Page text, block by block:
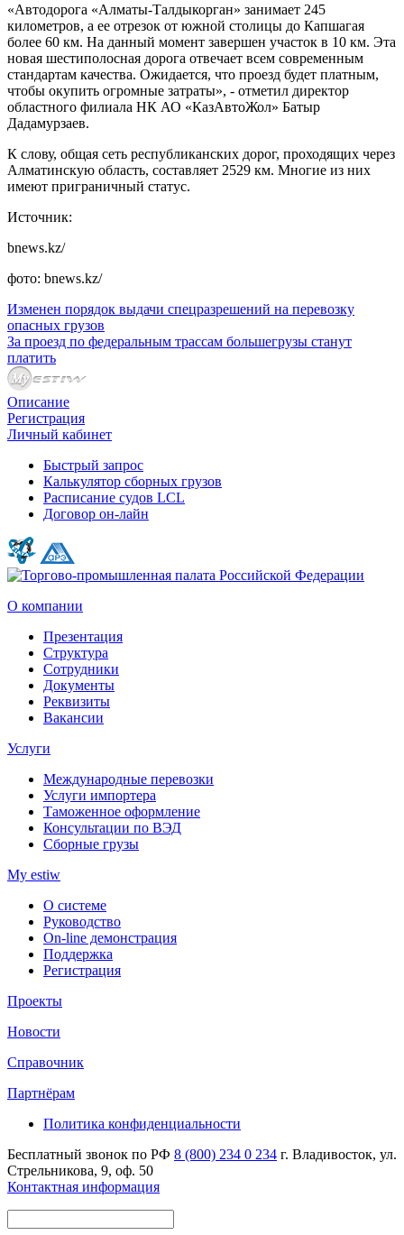
«Автодорога «Алматы-Талдыкорган» занимает 245
километров, а ее отрезок от южной столицы до Капшагая
более 60 км. На данный момент завершен участок в 10 км. Эта
новая шестиполосная дорога отвечает всем современным
стандартам качества. Ожидается, что проезд будет платным,
чтобы окупить огромные затраты», - отметил директор
областного филиала НК АО «КазАвтоЖол» Батыр
Дадамурзаев.
К слову, общая сеть республиканских дорог, проходящих через
Алматинскую область, составляет 2529 км. Многие из них
имеют приграничный статус.
Источник:
bnews.kz/
фото: bnews.kz/
Изменен порядок выдачи спецразрешений на перевозку
опасных грузов
За проезд по федеральным трассам большегрузы станут
платить
Описание
Регистрация
Личный кабинет
Быстрый запрос
Калькулятор сборных грузов
Расписание судов LCL
Договор он-лайн
О компании
Презентация
Структура
Сотрудники
Документы
Реквизиты
Вакансии
Услуги
Международные перевозки
Услуги импортера
Таможенное оформление
Консультации по ВЭД
Сборные грузы
My estiw
О системе
Руководство
On-line демонстрация
Поддержка
Регистрация
Проекты
Новости
Справочник
Партнёрам
Политика конфиденциальности
Бесплатный звонок по РФ 8 (800) 234 0 234 г. Владивосток, ул.
Стрельникова, 9, оф. 50
Контактная информация